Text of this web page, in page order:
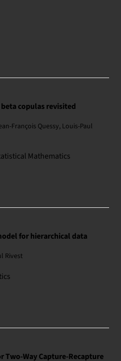
copulas revisited
François Quessy, Louis-Paul
Mathematics
for hierarchical data
Rivest
Capture‐Recapture